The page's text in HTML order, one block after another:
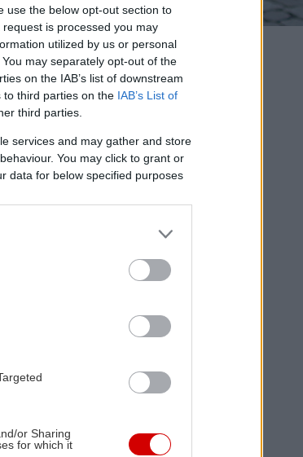
use the below opt-out section to
is processed you may
utilized by us or personal
may separately opt-out of the
on the IAB’s list of downstream
to third parties on the IAB’s List of
third parties.
services and may gather and store
You may click to grant or
data for below specified purposes
or Sharing
for which it